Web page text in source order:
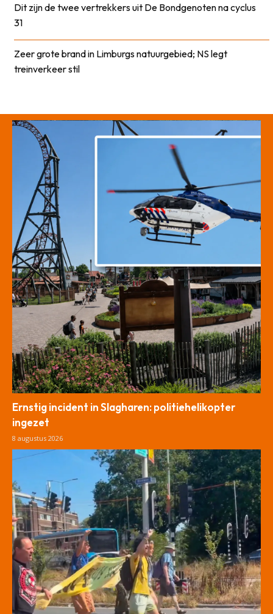
Dit zijn de twee vertrekkers uit De Bondgenoten na cyclus
31
Zeer grote brand in Limburgs natuurgebied; NS legt
treinverkeer stil
Ernstig incident in Slagharen: politiehelikopter
ingezet
8 augustus 2026